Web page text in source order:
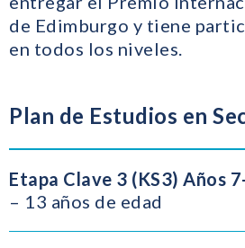
de Edimburgo y tiene
en todos los niveles.
Plan de Estudios en
Etapa Clave 3 (KS3) Años
– 13 años de edad